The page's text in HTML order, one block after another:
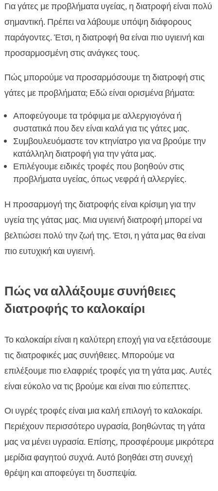
Για γάτες με προβλήματα υγείας, η διατροφή είναι πολύ
σημαντική. Πρέπει να λάβουμε υπόψη διάφορους
παράγοντες. Έτσι, η διατροφή θα είναι πιο υγιεινή και
προσαρμοσμένη στις ανάγκες τους.
Πώς μπορούμε να προσαρμόσουμε τη διατροφή στις
γάτες με προβλήματα; Εδώ είναι ορισμένα βήματα:
Αποφεύγουμε τα τρόφιμα με αλλεργιογόνα ή
συστατικά που δεν είναι καλά για τις γάτες μας.
Συμβουλευόμαστε τον κτηνίατρο για να βρούμε την
κατάλληλη διατροφή για την γάτα μας.
Επιλέγουμε ειδικές τροφές που βοηθούν στις
προβλήματα υγείας, όπως νεφρά ή αλλεργίες.
Η προσαρμογή της διατροφής είναι κρίσιμη για την
υγεία της γάτας μας. Μια υγιεινή διατροφή μπορεί να
βελτιώσει πολύ την ζωή της. Έτσι, η γάτα μας θα είναι
πιο ευτυχική και υγιεινή.
Πώς να αλλάξουμε συνήθειες
διατροφής το καλοκαίρι
Το καλοκαίρι είναι η καλύτερη εποχή για να εξετάσουμε
τις διατροφικές μας συνήθειες. Μπορούμε να
επιλέξουμε πιο ελαφριές τροφές για τη γάτα μας. Αυτές
είναι εύκολο να τις βρούμε και είναι πιο εύπεπτες.
Οι υγρές τροφές είναι μια καλή επιλογή το καλοκαίρι.
Περιέχουν περισσότερο υγρασία, βοηθώντας τη γάτα
μας να μένει υγρασία. Επίσης, προσφέρουμε μικρότερα
μερίδια φαγητού συχνά. Αυτό βοηθάει στη συνεχή
θρέψη και αποφεύγει τη δυσπεψία.